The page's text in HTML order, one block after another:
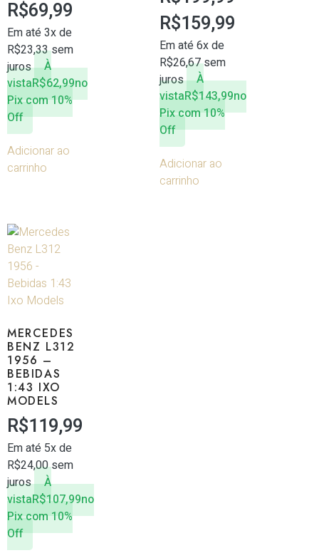
R$69,99
Em até 3x de
R$23,33sem
juros
À
vistaR$62,99no
Pix com 10%
Off
Adicionar ao
carrinho
R$159,99
Em até 6x de
R$26,67sem
juros
À
vistaR$143,99no
Pix com 10%
Off
Adicionar ao
carrinho
MERCEDES
BENZ L312
1956 –
BEBIDAS
1:43 IXO
MODELS
R$119,99
Em até 5x de
R$24,00sem
juros
À
vistaR$107,99no
Pix com 10%
Off